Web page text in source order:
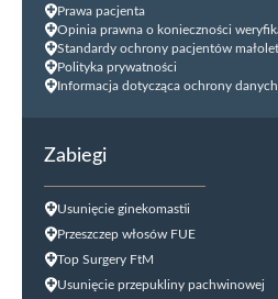
Prawa pacjenta
Opinia prawna o konieczności
Standardy ochrony pacjentów
Polityka prywatności
Informacja dotycząca ochrony
Zabiegi
Usunięcie ginekomastii
Przeszczep włosów FUE
Top Surgery FtM
Usunięcie przepukliny pachwinowej